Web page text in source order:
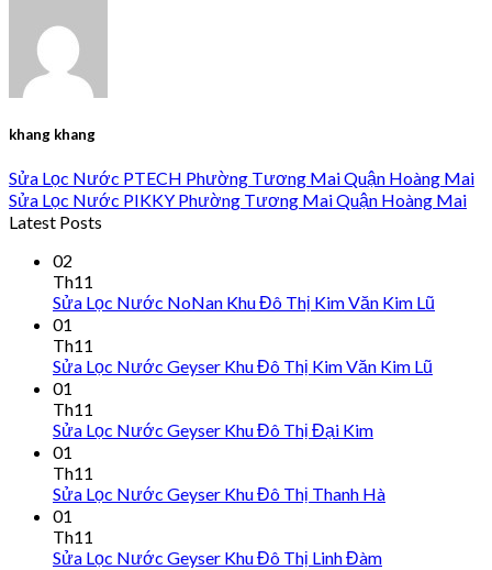
khang khang
Sửa Lọc Nước PTECH Phường Tương Mai Quận Hoàng Mai
Sửa Lọc Nước PIKKY Phường Tương Mai Quận Hoàng Mai
Latest Posts
02
Th11
Sửa Lọc Nước NoNan Khu Đô Thị Kim Văn Kim Lũ
01
Th11
Sửa Lọc Nước Geyser Khu Đô Thị Kim Văn Kim Lũ
01
Th11
Sửa Lọc Nước Geyser Khu Đô Thị Đại Kim
01
Th11
Sửa Lọc Nước Geyser Khu Đô Thị Thanh Hà
01
Th11
Sửa Lọc Nước Geyser Khu Đô Thị Linh Đàm